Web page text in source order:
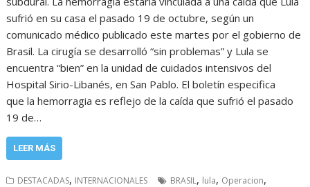
sufrió en su casa el pasado 19 de octubre, según un
comunicado médico publicado este martes por el gobierno de
Brasil. La cirugía se desarrolló “sin problemas” y Lula se
encuentra “bien” en la unidad de cuidados intensivos del
Hospital Sirio-Libanés, en San Pablo. El boletín especifica
que la hemorragia es reflejo de la caída que sufrió el pasado
19 de…
LEER MÁS
DESTACADAS, INTERNACIONALES BRASIL, lula, Operacion,